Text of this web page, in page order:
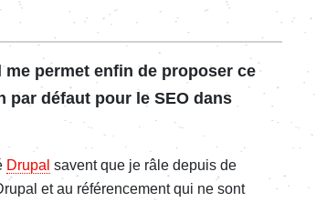
me permet enfin de propo­ser ce
défaut pour le SEO dans
Drupal savent que je râle depuis de
et au réfé­­ren­­ce­­ment qui ne sont